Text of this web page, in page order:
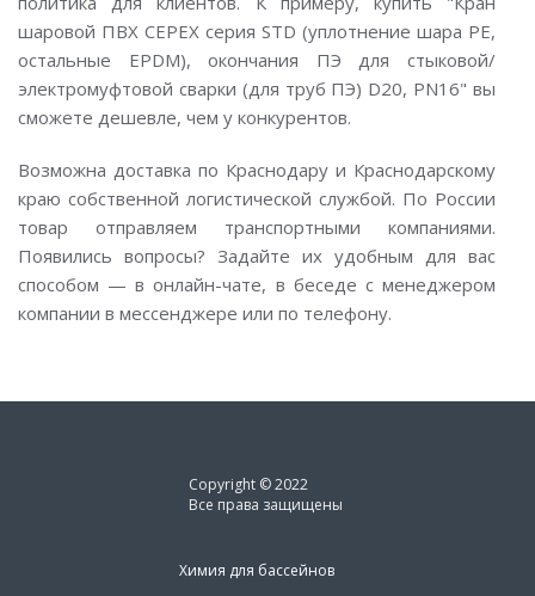
шаровой ПВХ CEPEX серия STD (уплотнение шара PE,
остальные EPDM), окончания ПЭ для стыковой/
электромуфтовой сварки (для труб ПЭ) D20, PN16" вы
сможете дешевле, чем у конкурентов.
Возможна доставка по Краснодару и Краснодарскому
краю собственной логистической службой. По России
товар отправляем транспортными компаниями.
Появились вопросы? Задайте их удобным для вас
способом — в онлайн-чате, в беседе с менеджером
компании в мессенджере или по телефону.
Copyright © 2022
Все права защищены
Химия для бассейнов